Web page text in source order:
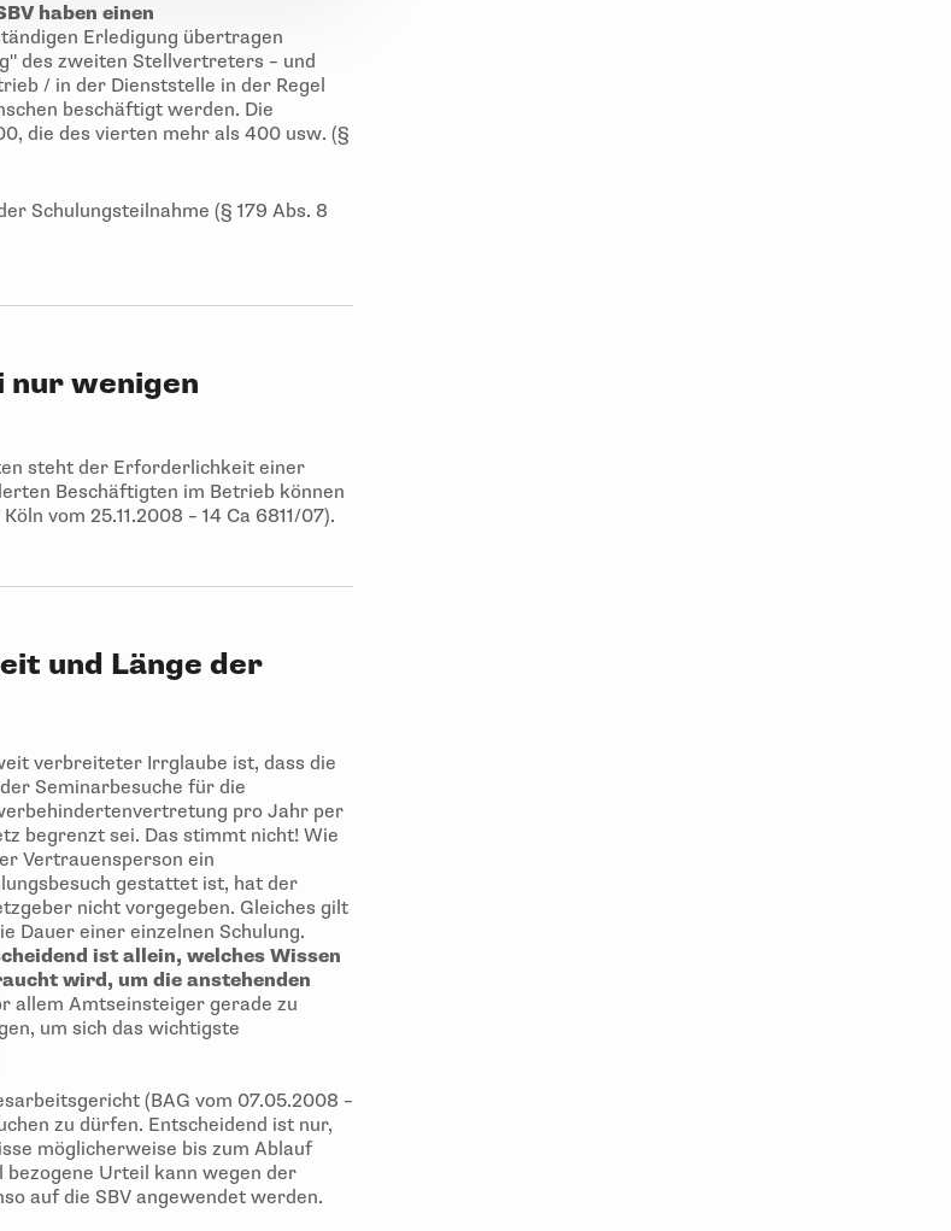
haben einen
Erledigung übertragen
des zweiten Stellvertreters – und
/ in der Dienststelle in der Regel
beschäftigt werden. Die
die des vierten mehr als 400 usw. (§
Schulungsteilnahme (§ 179 Abs. 8
nur wenigen
steht der Erforderlichkeit einer
Beschäftigten im Betrieb können
vom 25.11.2008 – 14 Ca 6811/07).
und Länge der
verbreiteter Irrglaube ist, dass die
Seminarbesuche für die
pro Jahr per
begrenzt sei. Das stimmt nicht! Wie
Vertrauensperson ein
gestattet ist, hat der
nicht vorgegeben. Gleiches gilt
Dauer einer einzelnen Schulung.
ist allein, welches Wissen
wird, um die anstehenden
allem Amtseinsteiger gerade zu
um sich das wichtigste
(BAG vom 07.05.2008 –
zu dürfen. Entscheidend ist nur,
möglicherweise bis zum Ablauf
Urteil kann wegen der
auf die SBV angewendet werden.